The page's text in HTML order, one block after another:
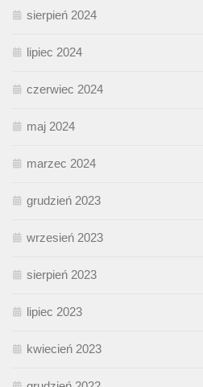
sierpień 2024
lipiec 2024
czerwiec 2024
maj 2024
marzec 2024
grudzień 2023
wrzesień 2023
sierpień 2023
lipiec 2023
kwiecień 2023